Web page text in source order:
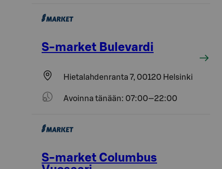
S-market Bulevardi
Hietalahdenranta 7, 00120 Helsinki
Avoinna tänään: 07:00—22:00
S-market Columbus